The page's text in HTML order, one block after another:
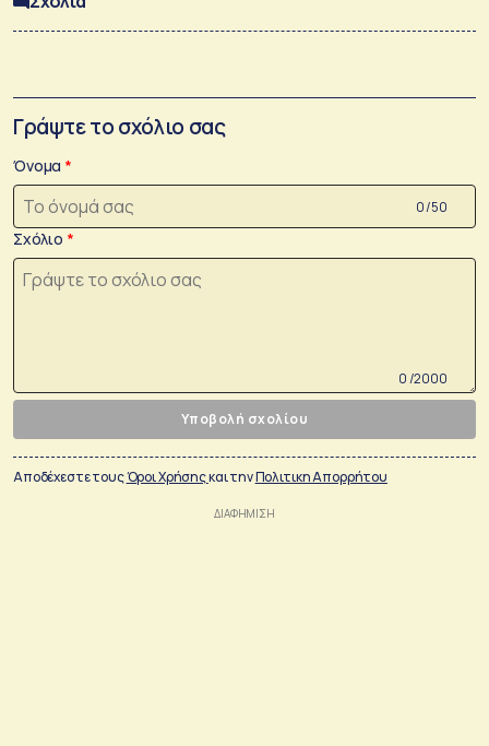
Γράψτε το σχόλιο σας
Όνομα
0 /50
Σχόλιο
0 /2000
Υποβολή σχολίου
Αποδέχεστε τουςΌροι Χρήσηςκαι τηνΠολιτικη Απορρήτου